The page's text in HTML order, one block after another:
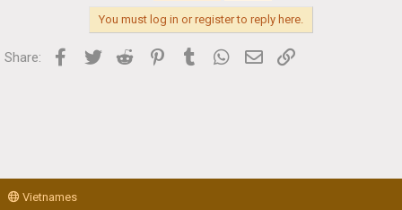
You must log in or register to reply here.
Share: Facebook
Twitter Reddit PinterestTumblr WhatsApp
Email
Vietnames